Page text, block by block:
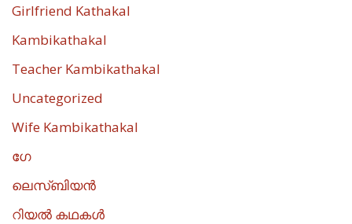
Girlfriend Kathakal
Kambikathakal
Teacher Kambikathakal
Uncategorized
Wife Kambikathakal
ഗേ
ലെസ്ബിയൻ
റിയൽ കഥകൾ